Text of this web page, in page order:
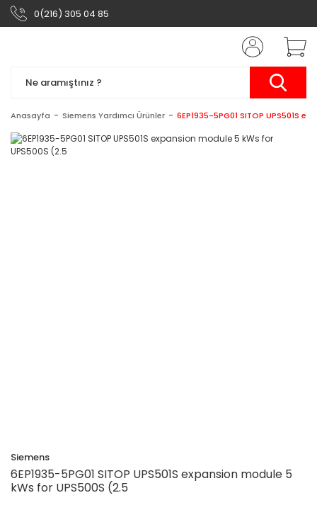
0(216) 305 04 85
Anasayfa Siemens Yardımcı Ürünler 6EP1935-5PG01 SITOP UPS501S
Siemens
6EP1935-5PG01 SITOP UPS501S expansion module 5
kWs for UPS500S (2.5